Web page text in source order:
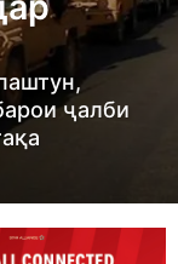
ҷалби